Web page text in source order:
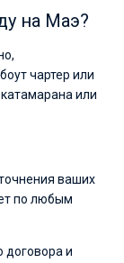
на Маэ?
чартер или
или
ваших
по любым
договора и